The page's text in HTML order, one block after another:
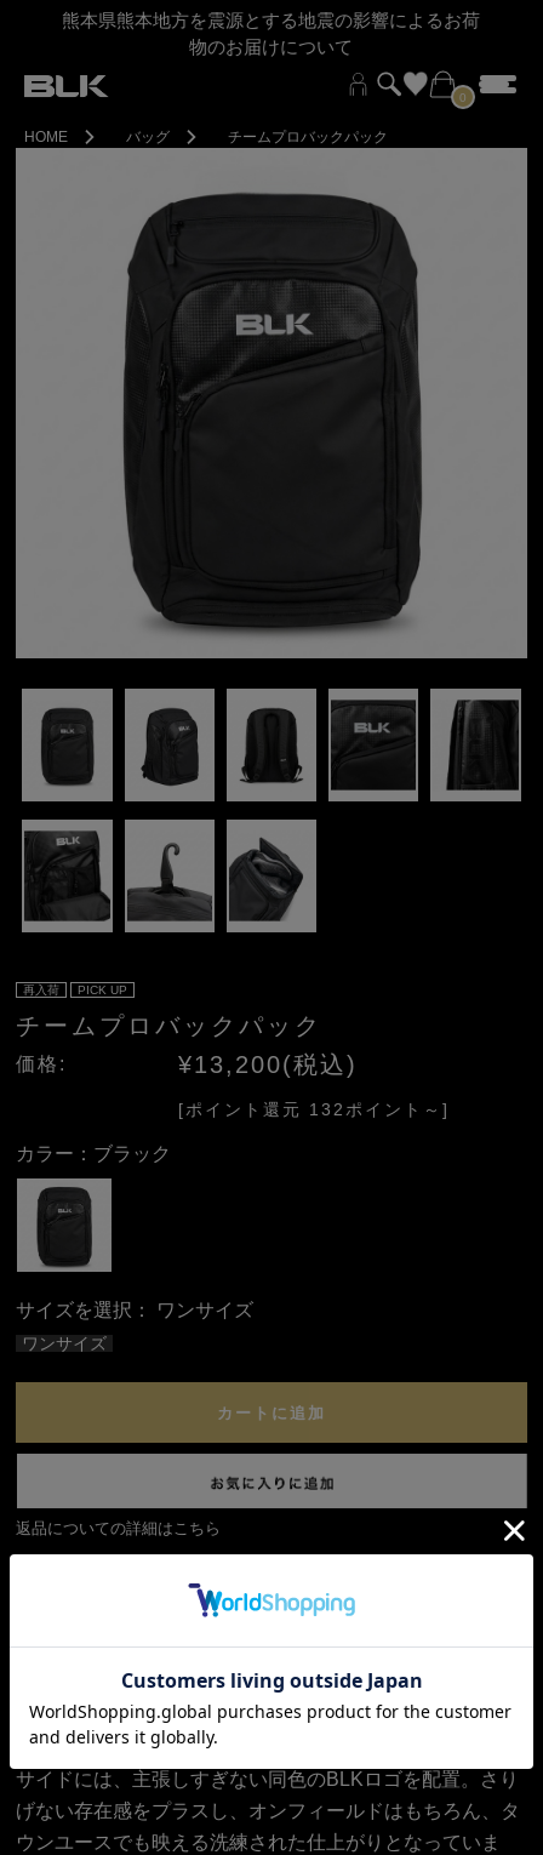
熊本県熊本地方を震源とする地震の影響によるお荷
物のお届けについて
0
HOME バッグ チームプロバックパック
再入荷 PICK UP
チームプロバックパック
価格: ¥13,200(税込)
[ポイント還元 132ポイント～]
カラー： ブラック
サイズを選択： ワンサイズ
ワンサイズ
カートに追加
返品についての詳細はこちら
機能性と洗練されたデザインを融合した、アスリートのた
めの高機能バックパックです。
バッグ上部には収納式フックを搭載しており、荷物の出し
入れや保管をスマートにサポートします。
サイドには、主張しすぎない同色のBLKロゴを配置。さり
げない存在感をプラスし、オンフィールドはもちろん、タ
ウンユースでも映える洗練された仕上がりとなっていま